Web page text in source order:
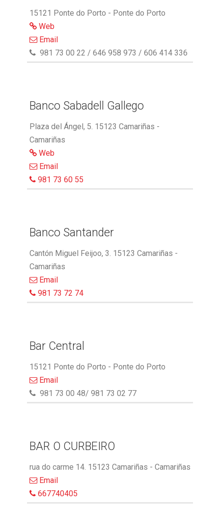
15121 Ponte do Porto - Ponte do Porto
Web
Email
981 73 00 22 / 646 958 973 / 606 414 336
Banco Sabadell Gallego
Plaza del Ángel, 5. 15123 Camariñas -
Camariñas
Web
Email
981 73 60 55
Banco Santander
Cantón Miguel Feijoo, 3. 15123 Camariñas -
Camariñas
Email
981 73 72 74
Bar Central
15121 Ponte do Porto - Ponte do Porto
Email
981 73 00 48/ 981 73 02 77
BAR O CURBEIRO
rua do carme 14. 15123 Camariñas - Camariñas
Email
667740405